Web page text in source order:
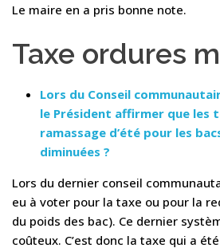
Le maire en a pris bonne note.
Taxe ordures
Lors du Conseil
le Président affirmer que les
ramassage d’été pour les
diminuées ?
Lors du dernier conseil
eu à voter pour la taxe ou pour la
du poids des bac). Ce dernier
coûteux. C’est donc la taxe qui a